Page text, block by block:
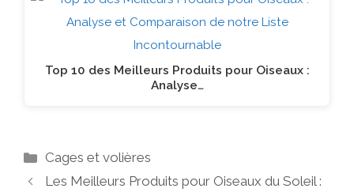
Top 10 des Meilleurs Produits pour Oiseaux :
Analyse…
Catégories
Cages et volières
Les Meilleurs Produits pour Oiseaux du Soleil :